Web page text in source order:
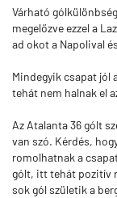
Várható
megelőzve ezzel a
ad okot a Napolival
Mindegyik csapat jól
tehát nem halnak el
Az Atalanta 36 gólt
van szó. Kérdés,
romolhatnak a
gólt, itt tehát pozitív
sok gól születik a